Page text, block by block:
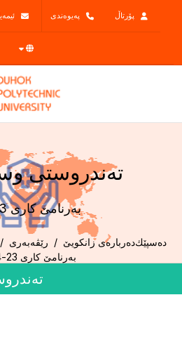
پۆرتاڵ پەیوەندی
ته‌ندروستى
بەرنامێ كارى 23-24
دەسپێكده‌رباره‌ی زانكویێ رێڤەبەری
بەرنامێ كارى 23-24